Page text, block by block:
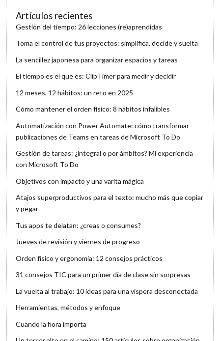
Artículos recientes
Gestión del tiempo: 26 lecciones (re)aprendidas
Toma el control de tus proyectos: simplifica, decide y suelta
La sencillez japonesa para organizar espacios y tareas
El tiempo es el que es: ClipTimer para medir y decidir
12 meses, 12 hábitos: un reto en 2025
Cómo mantener el orden físico: 8 hábitos infalibles
Automatización con Power Automate: cómo transformar
publicaciones de Teams en tareas de Microsoft To Do
Gestión de tareas: ¿integral o por ámbitos? Mi experiencia
con Microsoft To Do
Objetivos con impacto y una varita mágica
Atajos superproductivos para el texto: mucho más que copiar
y pegar
Tus apps te delatan: ¿creas o consumes?
Jueves de revisión y viernes de progreso
Orden físico y ergonomía: 12 consejos prácticos
31 consejos TIC para un primer día de clase sin sorpresas
La vuelta al trabajo: 10 ideas para una víspera desconectada
Herramientas, métodos y enfoque
Cuando la hora importa